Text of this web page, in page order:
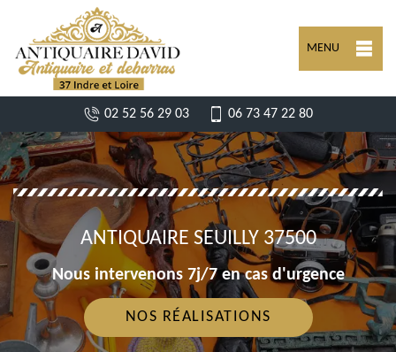
MENU
02 52 56 29 03 06 73 47 22 80
ANTIQUAIRE SEUILLY 37500
Nous intervenons 7j/7 en cas d'urgence
NOS RÉALISATIONS